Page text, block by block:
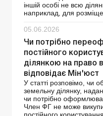
іншій особі не всю
наприклад, для
05.06.2026
Чи потрібно
постійного
ділянкою на право
відповідає Мін'юст
У статті розповімо, чи
земельну ділянку,
чи потрібно
Член ФГ не може